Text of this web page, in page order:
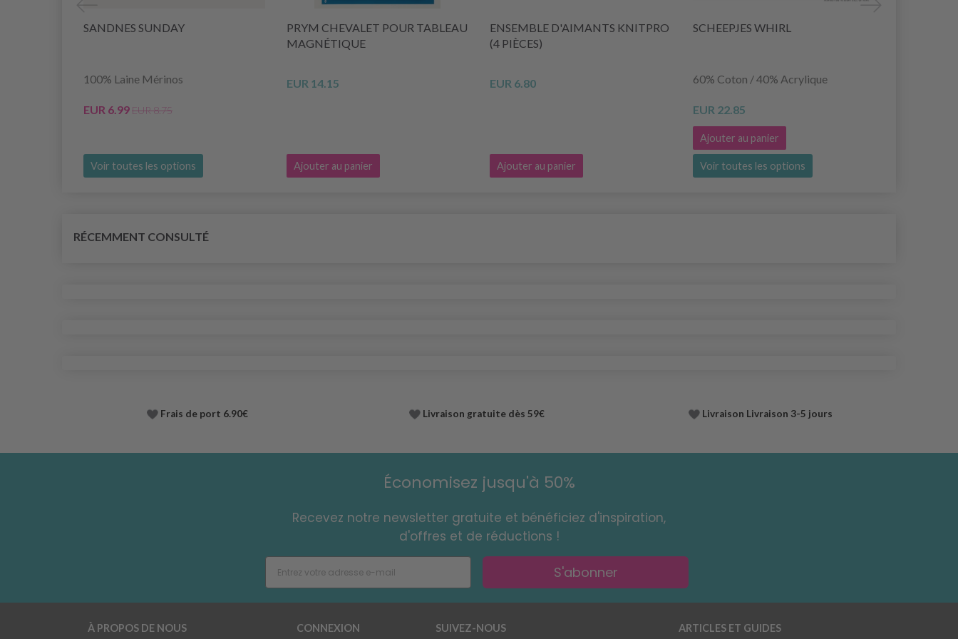
SANDNES SUNDAY
100% Laine Mérinos
EUR 6.99EUR 8.75
Voir toutes les options
PRYM CHEVALET POUR TABLEAU
MAGNÉTIQUE
EUR 14.15
Ajouter au panier
ENSEMBLE D'AIMANTS KNITPRO
(4 PIÈCES)
EUR 6.80
Ajouter au panier
SCHEEPJES WHIRL
60% Coton / 40% Acrylique
EUR 22.85
Ajouter au panier
Voir toutes les options
RÉCEMMENT CONSULTÉ
Frais de port 6.90€ Livraison gratuite dès 59€ Livraison Livraison 3-5 jours
Économisez jusqu'à 50%
Recevez notre newsletter gratuite et bénéficiez d'inspiration,
d'offres et de réductions !
S'abonner
À PROPOS DE NOUS CONNEXION SUIVEZ-NOUS ARTICLES ET GUIDES